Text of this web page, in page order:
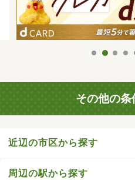
その他の
近辺の市区から探す
周辺の駅から探す